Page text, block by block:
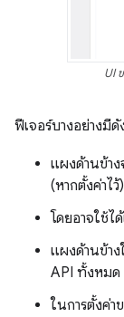
UI
ฟีเจอร์บางอย่างมีดั
แผงด้านข้าง
(หากตั้งค่าไว้)
โดยอาจใช้ไ
แผงด้านข้า
API ทั้งหมด
ในการตั้งค่า